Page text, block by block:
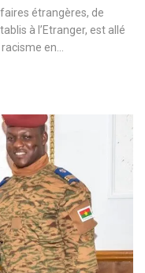
étrangères, de
à l’Etranger, est allé
en…